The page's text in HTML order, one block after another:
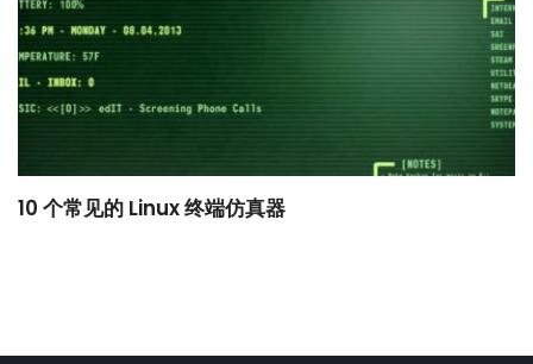
10 个常见的 Linux 终端仿真器